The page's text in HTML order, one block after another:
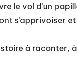
le vol d’un
s’apprivoiser
à